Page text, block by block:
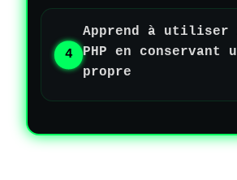
Apprend à utiliser
PHP en conservant
propre